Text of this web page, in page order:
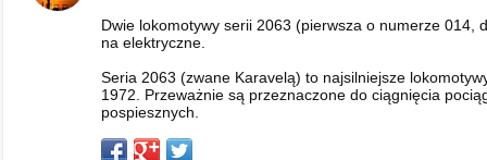
Dwie lokomotywy serii 2063 (pierwsza o numerze 014,
na elektryczne.
Seria 2063 (zwane Karavelą) to najsilniejsze
1972. Przeważnie są przeznaczone do ciągnięcia
pospiesznych.